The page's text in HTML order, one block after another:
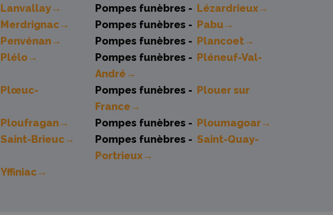
Lanvallay→ Pompes funèbres - Lézardrieux→
Merdrignac→ Pompes funèbres - Pabu→
Penvénan→ Pompes funèbres - Plancoet→
Plélo→ Pompes funèbres - Pléneuf-Val-
André→
Plœuc-
Pompes funèbres - Plouer sur
France→
Ploufragan→ Pompes funèbres - Ploumagoar→
Saint-Brieuc→ Pompes funèbres - Saint-Quay-
Portrieux→
Yffiniac→